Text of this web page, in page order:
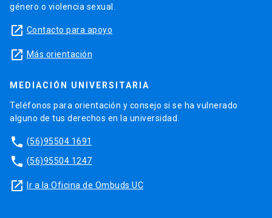
género o violencia sexual.
launch Contacto para apoyo
launch Más orientación
MEDIACIÓN UNIVERSITARIA
Teléfonos para orientación y consejo si se ha vulnerado
alguno de tus derechos en la universidad.
phone (56)95504 1691
phone (56)95504 1247
launch Ir a la Oficina de Ombuds UC